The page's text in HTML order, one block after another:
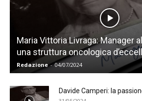
Maria Vittoria Livraga: Manager
una struttura oncologica
Redazione - 04/07/2024
Davide Camperi: la